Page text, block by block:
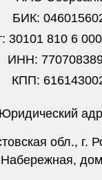
БИК:
30101 810 6
ИНН:
КПП:
Юридический
обл., г.